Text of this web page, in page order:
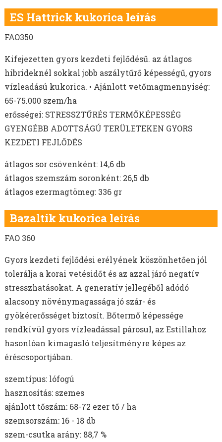
ES Hattrick kukorica leírás
FAO350
Kifejezetten gyors kezdeti fejlődésű. az átlagos
hibrideknél sokkal jobb aszálytűrő képességű, gyors
vízleadású kukorica. • Ajánlott vetőmagmennyiség:
65-75.000 szem/ha
erősségei: STRESSZTŰRÉS TERMŐKÉPESSÉG
GYENGÉBB ADOTTSÁGÚ TERÜLETEKEN GYORS
KEZDETI FEJLŐDÉS
átlagos sor csövenként: 14,6 db
átlagos szemszám soronként: 26,5 db
átlagos ezermagtömeg: 336 gr
Bazaltik kukorica leírás
FAO 360
Gyors kezdeti fejlődési erélyének köszönhetően jól
tolerálja a korai vetésidőt és az azzal járó negatív
stresszhatásokat. A generatív jellegéből adódó
alacsony növénymagassága jó szár- és
gyökérerősséget biztosít. Bőtermő képessége
rendkívül gyors vízleadással párosul, az Estillahoz
hasonlóan kimagasló teljesítményre képes az
éréscsoportjában.
szemtípus: lófogú
hasznosítás: szemes
ajánlott tőszám: 68-72 ezer tő / ha
szemsorszám: 16 - 18 db
szem-csutka arány: 88,7 %